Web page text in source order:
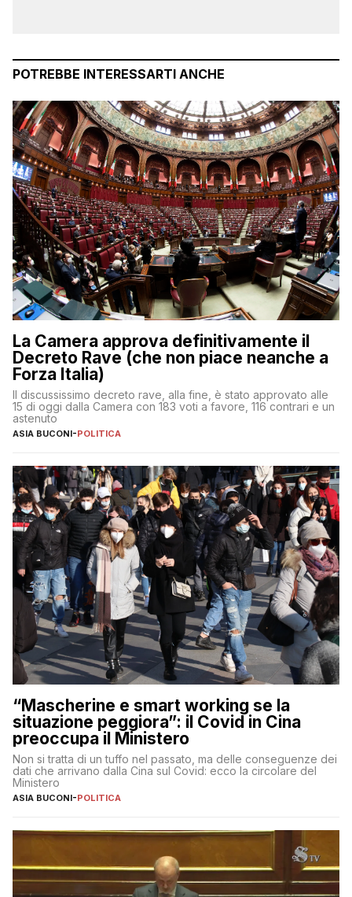
POTREBBE INTERESSARTI ANCHE
La Camera approva definitivamente il
Decreto Rave (che non piace neanche a
Forza Italia)
Il discussissimo decreto rave, alla fine, è stato approvato alle
15 di oggi dalla Camera con 183 voti a favore, 116 contrari e un
astenuto
ASIA BUCONI-POLITICA
“Mascherine e smart working se la
situazione peggiora”: il Covid in Cina
preoccupa il Ministero
Non si tratta di un tuffo nel passato, ma delle conseguenze dei
dati che arrivano dalla Cina sul Covid: ecco la circolare del
Ministero
ASIA BUCONI-POLITICA